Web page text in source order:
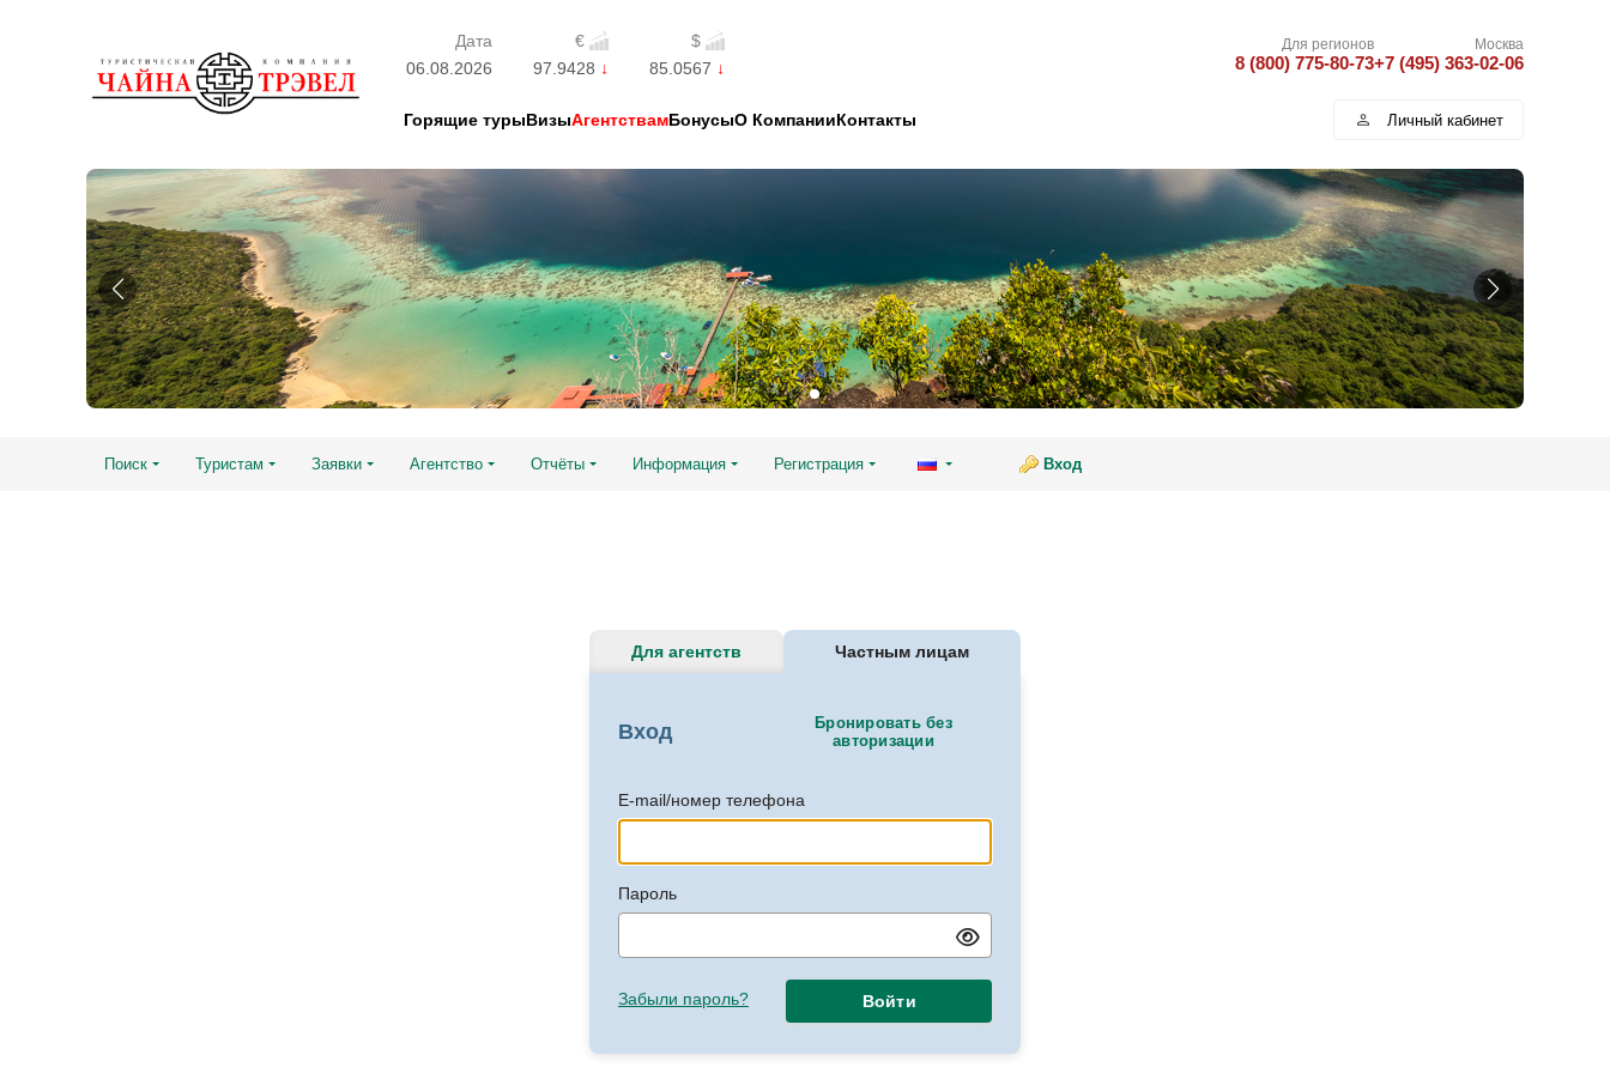
Дата €
$
06.08.2026
97.9428 85.0567
Для регионов
8 (800) 775-80-73
Москва
+7 (495) 363-02-06
Горящие турыВизыАгентствамБонусыО КомпанииКонтакты Личный кабинет
Поиск Туристам Заявки Агентство Отчёты Информация Регистрация Вход
Частным лицам
Для агентств
Вход
Бронировать без
авторизации
E-mail/номер телефона
Пароль
Забыли пароль? Войти